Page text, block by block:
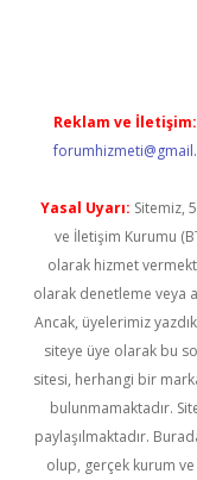
Reklam ve İletişim:
Yasal Uyarı: Sitemiz,
ve İletişim Kurumu
olarak hizmet
olarak denetleme veya
Ancak, üyelerimiz
siteye üye olarak bu
sitesi, herhangi bir
bulunmamaktadır.
paylaşılmaktadır.
olup, gerçek kurum ve